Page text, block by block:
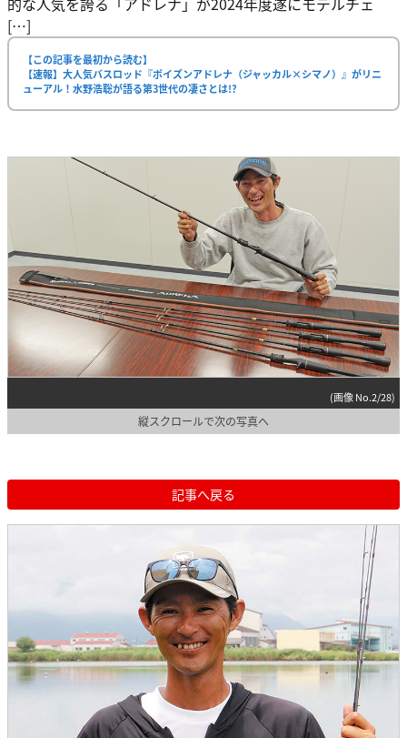
[…]
【この記事を最初から読む】
【速報】大人気バスロッド『ポイズンアドレナ（ジャッカル×シマノ）』がリニ
ューアル！水野浩聡が語る第3世代の凄さとは!?
(画像 No.2/28)
縦スクロールで次の写真へ
記事へ戻る